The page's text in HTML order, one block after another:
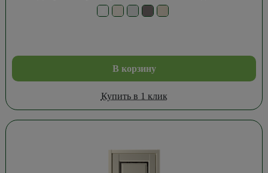
В корзину
Купить в 1 клик